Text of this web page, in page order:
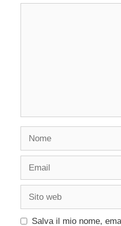
Salva il mio nome,